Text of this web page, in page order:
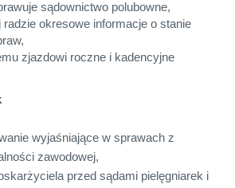
sądownictwo polubowne,
radzie okresowe informacje o stanie
zjazdowi roczne i kadencyjne
wyjaśniające w sprawach z
zawodowej,
przed sądami pielęgniarek i